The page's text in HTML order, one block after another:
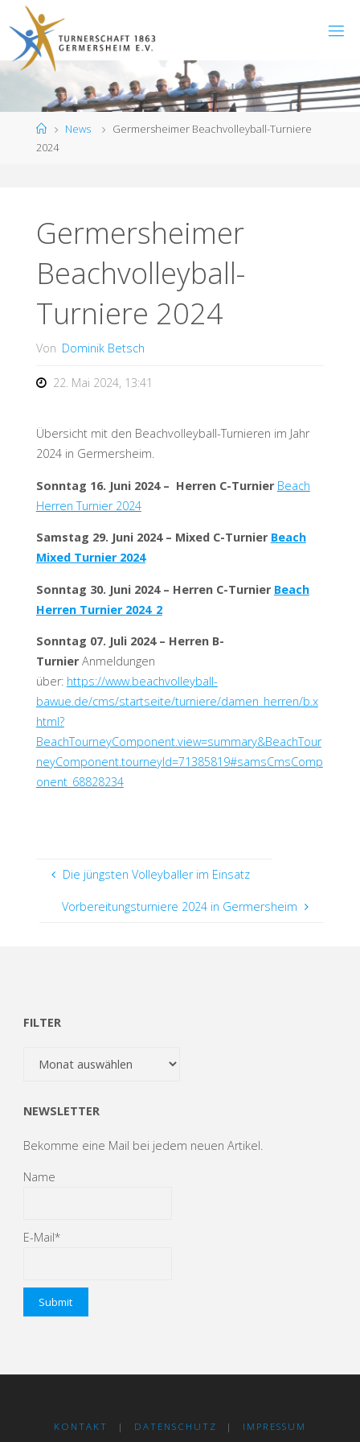
Inhalt
springen
StartNews
Germersheimer Beachvolleyball-Turniere
2024
Germersheimer
Beachvolleyball-
Turniere 2024
Von Dominik Betsch
22. Mai 2024, 13:41
Übersicht mit den Beachvolleyball-Turnieren im Jahr
2024 in Germersheim.
Sonntag 16. Juni 2024 – Herren C-Turnier Beach
Herren Turnier 2024
Samstag 29. Juni 2024 – Mixed C-Turnier Beach
Mixed Turnier 2024
Sonntag 30. Juni 2024 – Herren C-Turnier Beach
Herren Turnier 2024_2
Sonntag 07. Juli 2024 – Herren B-
Turnier Anmeldungen
über: https://www.beachvolleyball-
bawue.de/cms/startseite/turniere/damen_herren/b.x
html?
BeachTourneyComponent.view=summary&BeachTour
neyComponent.tourneyId=71385819#samsCmsComp
onent_68828234
Die jüngsten Volleyballer im Einsatz
Vorbereitungsturniere 2024 in Germersheim
FILTER
NEWSLETTER
Bekomme eine Mail bei jedem neuen Artikel.
Name
E-Mail*
KONTAKT | DATENSCHUTZ | IMPRESSUM